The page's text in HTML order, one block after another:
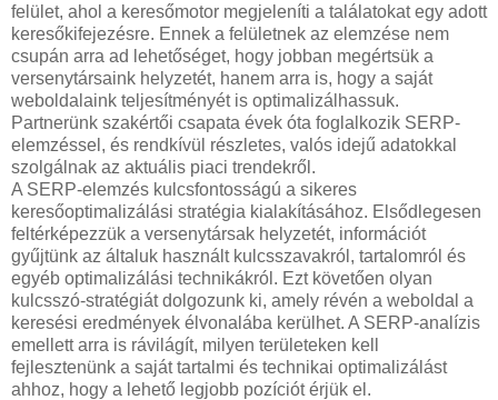
felület, ahol a keresőmotor megjeleníti a találatokat egy adott
keresőkifejezésre. Ennek a felületnek az elemzése nem
csupán arra ad lehetőséget, hogy jobban megértsük a
versenytársaink helyzetét, hanem arra is, hogy a saját
weboldalaink teljesítményét is optimalizálhassuk.
Partnerünk szakértői csapata évek óta foglalkozik SERP-
elemzéssel, és rendkívül részletes, valós idejű adatokkal
szolgálnak az aktuális piaci trendekről.
A SERP-elemzés kulcsfontosságú a sikeres
keresőoptimalizálási stratégia kialakításához. Elsődlegesen
feltérképezzük a versenytársak helyzetét, információt
gyűjtünk az általuk használt kulcsszavakról, tartalomról és
egyéb optimalizálási technikákról. Ezt követően olyan
kulcsszó-stratégiát dolgozunk ki, amely révén a weboldal a
keresési eredmények élvonalába kerülhet. A SERP-analízis
emellett arra is rávilágít, milyen területeken kell
fejlesztenünk a saját tartalmi és technikai optimalizálást
ahhoz, hogy a lehető legjobb pozíciót érjük el.